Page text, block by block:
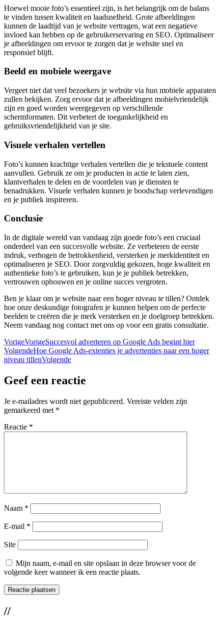
Hoewel mooie foto’s essentieel zijn, is het belangrijk om de balans
te vinden tussen kwaliteit en laadsnelheid. Grote afbeeldingen
kunnen de laadtijd van je website vertragen, wat een negatieve
invloed kan hebben op de gebruikerservaring en SEO. Optimaliseer
je afbeeldingen om ervoor te zorgen dat je website snel en
responsief blijft.
Beeld en mobiele weergave
Vergeet niet dat veel bezoekers je website via hun mobiele apparaten
zullen bekijken. Zorg ervoor dat je afbeeldingen mobielvriendelijk
zijn en goed worden weergegeven op verschillende
schermformaten. Dit verbetert de toegankelijkheid en
gebruiksvriendelijkheid van je site.
Visuele verhalen vertellen
Foto’s kunnen krachtige verhalen vertellen die je tekstuele content
aanvullen. Gebruik ze om je producten in actie te laten zien,
klantverhalen te delen en de voordelen van je diensten te
benadrukken. Visuele verhalen kunnen je boodschap verlevendigen
en je publiek inspireren.
Conclusie
In de digitale wereld van vandaag zijn goede foto’s een cruciaal
onderdeel van een succesvolle website. Ze verbeteren de eerste
indruk, verhogen de betrokkenheid, versterken je merkidentiteit en
optimaliseren je SEO. Door zorgvuldig gekozen, hoge kwaliteit en
authentieke foto’s te gebruiken, kun je je publiek betrekken,
vertrouwen opbouwen en je online succes vergroten.
Ben je klaar om je website naar een hoger niveau te tillen? Ontdek
hoe onze deskundige fotografen je kunnen helpen om de perfecte
beelden te creëren die je merk versterken en je doelgroep betrekken.
Neem vandaag nog contact met ons op voor een gratis consultatie.
VorigeVorigeSuccesvol adverteren op Google Ads begint hier
VolgendeHoe Google Ads-extenties je advertenties naar een hoger
niveau tillenVolgende
Geef een reactie
Je e-mailadres wordt niet gepubliceerd. Vereiste velden zijn
gemarkeerd met *
Reactie *
Naam *
E-mail *
Site
Mijn naam, e-mail en site opslaan in deze browser voor de
volgende keer wanneer ik een reactie plaats.
//